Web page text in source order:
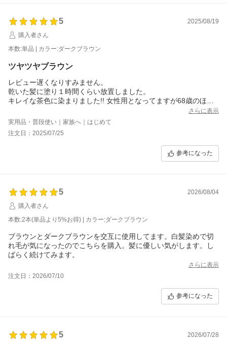
5
2025/08/19
購入者さん
本数:単品 | カラー:ダークブラウン
ツヤツヤブラウン
レビュー遅くなりすみません。
乾いた髪に塗り１時間くらい放置しました。
キレイな茶色に染まりました!! 女性用となってますが68歳のほぼ
白髪ばかりの男性に使いました。ツヤツヤで柔らかい仕上がりに
満足しています。ダークブラウンと言うほどダークにはなりませ
んでした。まだ一回しか使ってないので持続は分かりません。あ
りがとうございました。
さらに表示
実用品・普段使い｜家族へ｜はじめて
注文日：2025/07/25
参考になった
5
2026/08/04
購入者さん
本数:2本(単品より5%お得) | カラー:ダークブラウン
ブラウンとダークブラウンを交互に使用してます。白髪染めで切
れ毛が気になったのでこちらを購入。髪に優しい気がします。し
ばらく続けてみます。
さらに表示
注文日：2026/07/10
参考になった
5
2026/07/28